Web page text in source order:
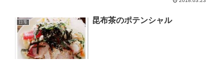
日常 昆布茶のポテンシャル